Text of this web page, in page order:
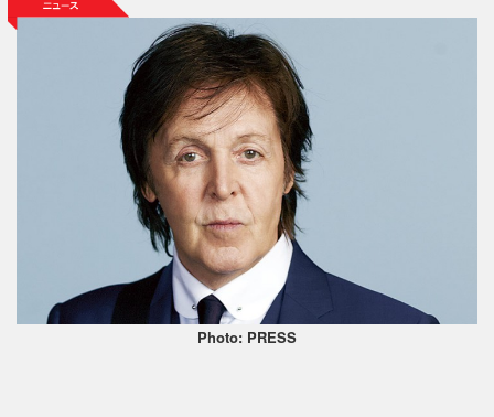
Photo: PRESS